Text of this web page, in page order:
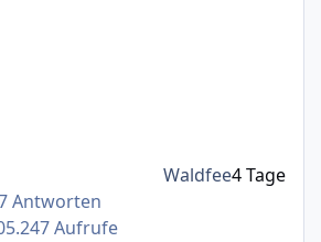
Antworten
Aufrufe
Waldfee4 Tage